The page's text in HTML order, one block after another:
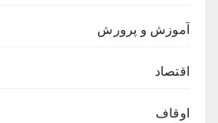
آموزش و پرورش
اقتصاد
اوقاف